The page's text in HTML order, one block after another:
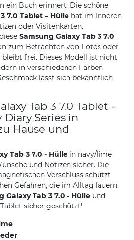
ein Buch erinnert. Die schöne
7.0 Tablet – Hülle hat im Inneren
oder Visitenkarten.
Samsung Galaxy Tab 3 7.0
zum Betrachten von Fotos oder
bleibt frei. Dieses Modell ist nicht
in verschiedenen Farben
lässt sich bekanntlich
Tab 3 7.0 Tablet -
Diary Series in
Hause und
Tab 3 7.0 - Hülle in navy/lime
und Notizen sicher. Die
Verschluss schützt
Gefahren, die im Alltag lauern.
Galaxy Tab 3 7.0 - Hülle und
sicher geschützt!